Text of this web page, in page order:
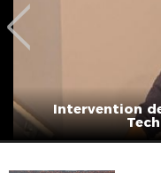
Intervention